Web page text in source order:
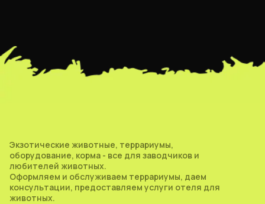
Экзотические животные, террариумы,
оборудование, корма - все для заводчиков и
любителей животных.
Оформляем и обслуживаем террариумы, даем
консультации, предоставляем услуги отеля для
животных.